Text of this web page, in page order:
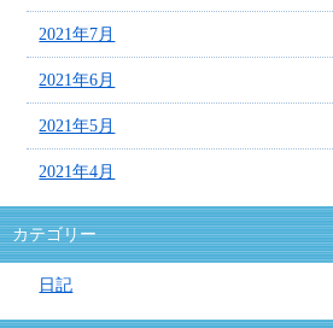
2021年7月
2021年6月
2021年5月
2021年4月
カテゴリー
日記